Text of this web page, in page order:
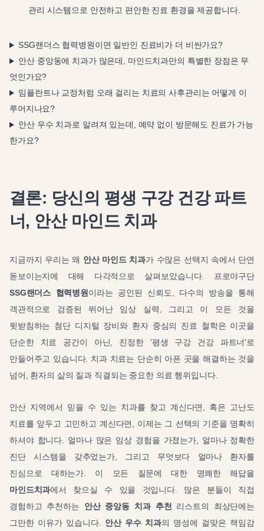
관리 시스템으로 안전하고 편안한 진료 환경을 제공합니다.
SSG랜더스 협력병원이면 일반인 진료비가 더 비싼가요?
안산 중앙동에 치과가 많은데, 마인드치과만의 특별한 장점은 무
엇인가요?
임플란트나 교정처럼 오래 걸리는 치료의 사후관리는 어떻게 이
루어지나요?
안산 우수 치과로 알려져 있는데, 예약 없이 방문해도 진료가 가능
한가요?
결론: 당신의 평생 구강 건강 파트
너, 안산 마인드 치과
지금까지 우리는 왜 안산 마인드 치과가 수많은 선택지 속에서 단연
돋보이는지에 대해 다각적으로 살펴보았습니다. 프로야구단
SSG랜더스 협력병원이라는 공인된 신뢰도, 다수의 방송을 통해
객관적으로 검증된 뛰어난 임상 실력, 그리고 이 모든 것을
뒷받침하는 첨단 디지털 장비와 환자 중심의 진료 철학은 이곳을
단순한 치료 공간이 아닌, 진정한 '평생 구강 건강 파트너'로
만들어주고 있습니다. 치과 치료는 단순히 아픈 곳을 해결하는 것을
넘어, 환자의 삶의 질과 직결되는 중요한 의료 행위입니다.
안산 지역에서 믿을 수 있는 치과를 찾고 계신다면, 혹은 고난도
치료를 앞두고 고민하고 계신다면, 이제는 그 선택의 기준을 명확히
하셔야 합니다. 얼마나 많은 임상 경험을 가졌는가, 얼마나 정확한
진단 시스템을 갖추었는가, 그리고 무엇보다 얼마나 환자를
진심으로 대하는가. 이 모든 질문에 대한 명쾌한 해답을
마인드치과에서 찾으실 수 있을 것입니다. 많은 분들이 직접
경험하고 추천하는 안산 중앙동 치과 추천 리스트의 최상단에는
그만한 이유가 있습니다. 안산 우수 치과의 명성에 걸맞은 책임감